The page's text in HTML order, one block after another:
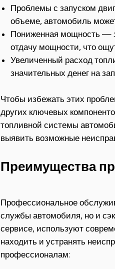
Проблемы с запуском
объеме, автомобиль
Пониженная мощность —
отдачу мощности, что
Увеличенный расход
значительных денег на
Чтобы избежать этих
других ключевых
топливной системы
выявить возможные
Преимущества
Профессиональное
службы автомобиля, но и
сервисе, используют
находить и устранять
профессионалам: